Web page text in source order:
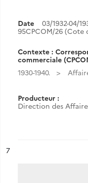
Date 03/1932-04/
95CPCOM/26 (Cote
Contexte :
commerciale
1930-1940.
Producteur :
Direction des
n°
7